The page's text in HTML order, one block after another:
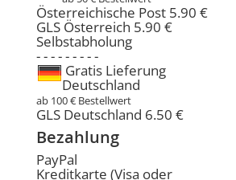
Österreichische Post 5.90 €
GLS Österreich 5.90 €
Selbstabholung
- - - - - - - - -
Gratis Lieferung
Deutschland
ab 100 € Bestellwert
GLS Deutschland 6.50 €
Bezahlung
PayPal
Kreditkarte (Visa oder